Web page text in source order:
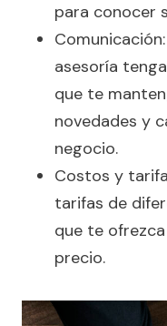
para conocer
asesoría
que te
novedades y
negocio.
Costos y
tarifas de
que te
precio.